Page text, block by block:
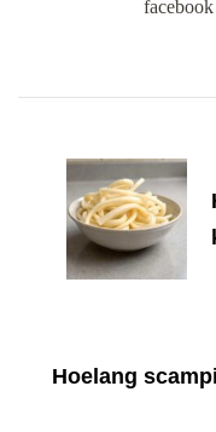
facebook
Hoelang